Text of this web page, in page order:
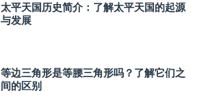
太平天国历史简介：了解太平天国的起源
与发展
等边三角形是等腰三角形吗？了解它们之
间的区别